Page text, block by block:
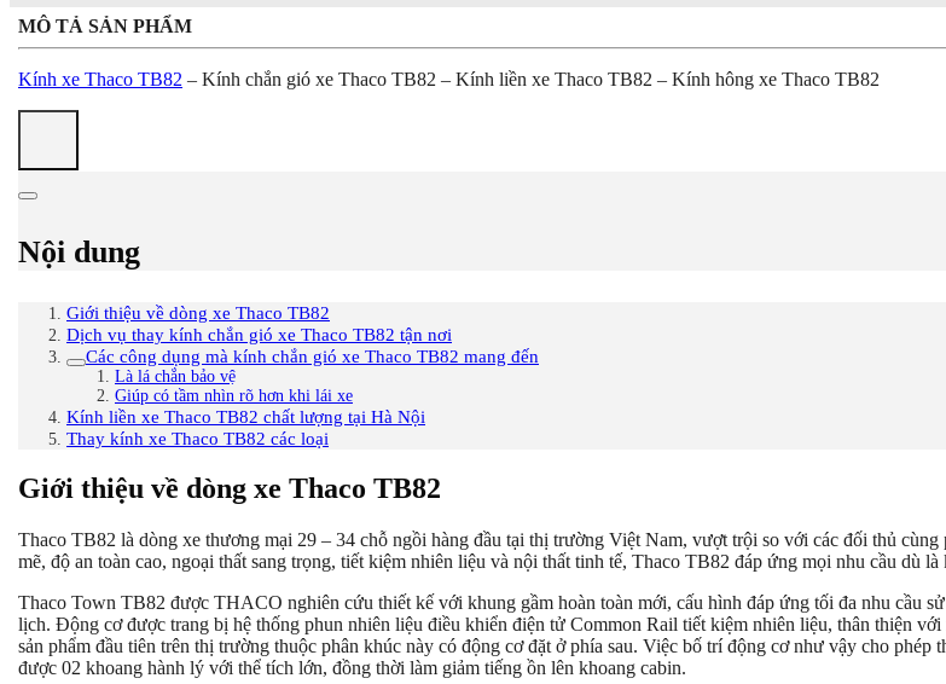
MÔ TẢ SẢN PHẨM
Kính xe Thaco TB82 – Kính chắn gió xe Thaco TB82 – Kính liền xe Thaco TB82 – Kính hông xe Thaco TB82
Nội dung
Giới thiệu về dòng xe Thaco TB82
Dịch vụ thay kính chắn gió xe Thaco TB82 tận nơi
Các công dụng mà kính chắn gió xe Thaco TB82 mang đến
Là lá chắn bảo vệ
Giúp có tầm nhìn rõ hơn khi lái xe
Kính liền xe Thaco TB82 chất lượng tại Hà Nội
Thay kính xe Thaco TB82 các loại
Giới thiệu về dòng xe Thaco TB82
Thaco TB82 là dòng xe thương mại 29 – 34 chỗ ngồi hàng đầu tại thị trường Việt Nam, vượt trội so với các đối thủ
mẽ, độ an toàn cao, ngoại thất sang trọng, tiết kiệm nhiên liệu và nội thất tinh tế, Thaco TB82 đáp ứng mọi nhu cầu dù là
Thaco Town TB82 được THACO nghiên cứu thiết kế với khung gầm hoàn toàn mới, cấu hình đáp ứng tối đa nhu cầu
lịch. Động cơ được trang bị hệ thống phun nhiên liệu điều khiển điện tử Common Rail tiết kiệm nhiên liệu, thân thiện
sản phẩm đầu tiên trên thị trường thuộc phân khúc này có động cơ đặt ở phía sau. Việc bố trí động cơ như vậy cho
được 02 khoang hành lý với thể tích lớn, đồng thời làm giảm tiếng ồn lên khoang cabin.